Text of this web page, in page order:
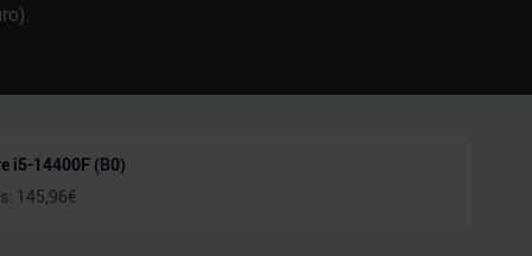
i5-14400F (B0)
145,96€